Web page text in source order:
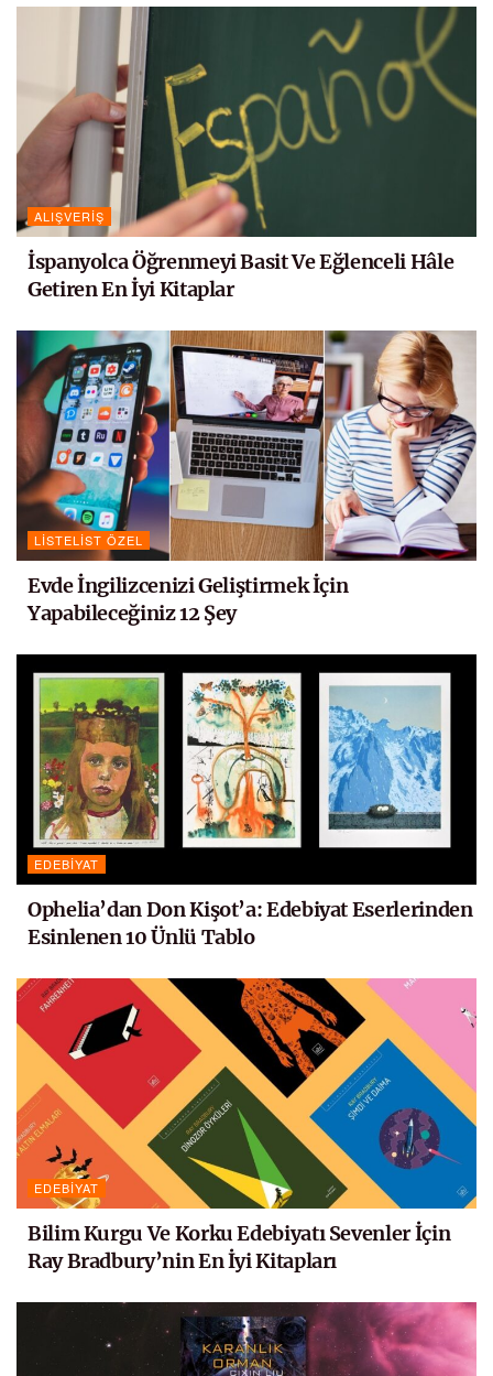
ALIŞVERIŞ
İspanyolca Öğrenmeyi Basit Ve Eğlenceli Hâle
Getiren En İyi Kitaplar
LISTELIST ÖZEL
Evde İngilizcenizi Geliştirmek İçin
Yapabileceğiniz 12 Şey
EDEBIYAT
Ophelia’dan Don Kişot’a: Edebiyat Eserlerinden
Esinlenen 10 Ünlü Tablo
EDEBIYAT
Bilim Kurgu Ve Korku Edebiyatı Sevenler İçin
Ray Bradbury’nin En İyi Kitapları